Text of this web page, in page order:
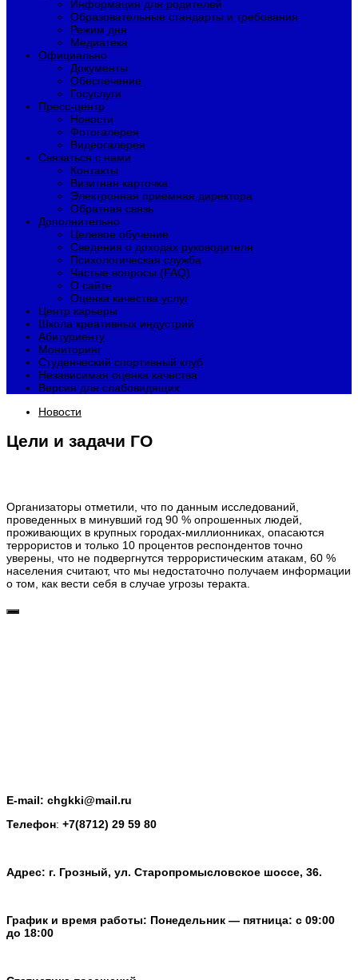
Информация для родителей
Образовательные стандарты и требования
Режим дня
Медиатека
Официально
Документы
Обеспечение
Госуслуги
Пресс-центр
Новости
Фотогалерея
Видеогалерея
Связаться с нами
Контакты
Визитная карточка
Электронная приемная директора
Обратная связь
Дополнительно
Целевое обучение
Сведения о доходах руководителя
Психологическая служба
Частые вопросы (FAQ)
О сайте
Оценка качества услуг
Центр карьеры
Школа креативных индустрий
Абитуриенту
Мониторинг
Студенческий спортивный клуб
Независимая оценка качества
Версия для слабовидящих
Новости
Цели и задачи ГО
Организаторы отметили, что по данным исследований,
проведенных в минувший год 90 % опрошенных людей,
проживающих в крупных городах-миллионниках, опасаются
террористов и только 10 процентов респондентов точно
уверены, что не подвергнутся террористическим атакам, 60 %
населения считают, что мы недостаточно получаем информации
о том, как вести себя в случае угрозы теракта.
E-mail: chgkki@mail.ru
Телефон: +7(8712) 29 59 80
Адрес: г. Грозный, ул. Старопромысловское шоссе, 36.
График и время работы: Понедельник — пятница: с 09:00
до 18:00